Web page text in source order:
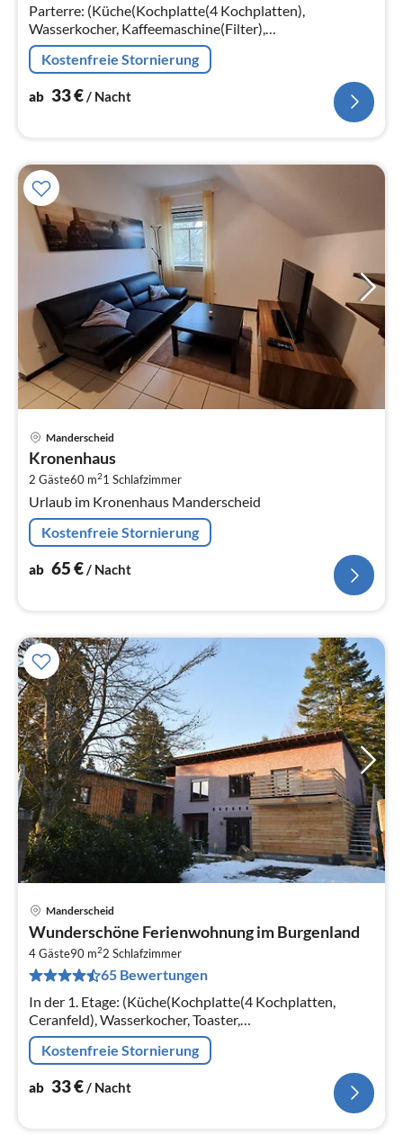
Parterre: (Küche(Kochplatte(4 Kochplatten),
Wasserkocher, Kaffeemaschine(Filter),
Kaffeemaschine(pads), Kombi-Mikrowelle,
Spülmaschine, Kühl-/Gefrierkombination)
Kostenfreie Stornierung
ab 33€/ Nacht
Manderscheid
Kronenhaus
2 Gäste60 m21 Schlafzimmer
Urlaub im Kronenhaus Manderscheid
Kostenfreie Stornierung
ab 65€/ Nacht
Manderscheid
Wunderschöne Ferienwohnung im Burgenland
4 Gäste90 m22 Schlafzimmer
65 Bewertungen
In der 1. Etage: (Küche(Kochplatte(4 Kochplatten,
Ceranfeld), Wasserkocher, Toaster,
Kaffeemaschine(Filter), Kaffeemaschine(pads)
Kostenfreie Stornierung
ab 33€/ Nacht